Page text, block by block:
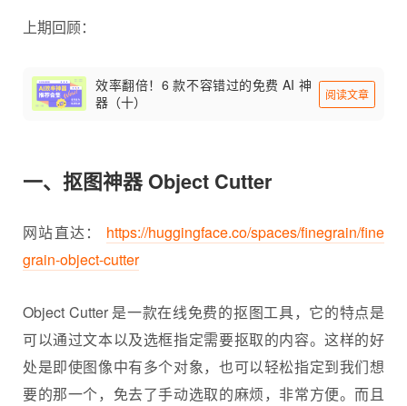
上期回顾：
效率翻倍！6 款不容错过的免费 AI 神
器（十）
阅读文章
一、抠图神器 Object Cutter
网站直达： https://huggingface.co/spaces/finegrain/fine
grain-object-cutter
Object Cutter 是一款在线免费的抠图工具，它的特点是
可以通过文本以及选框指定需要抠取的内容。这样的好
处是即使图像中有多个对象，也可以轻松指定到我们想
要的那一个，免去了手动选取的麻烦，非常方便。而且